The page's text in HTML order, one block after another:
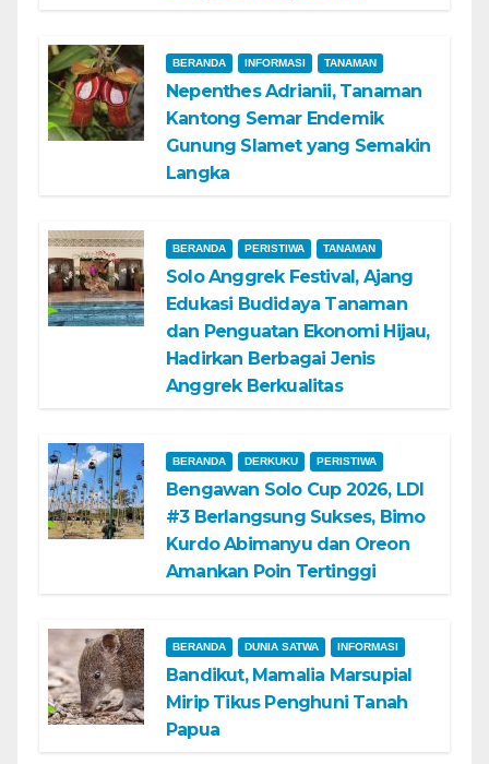
BERANDA INFORMASI TANAMAN
Nepenthes Adrianii, Tanaman
Kantong Semar Endemik
Gunung Slamet yang Semakin
Langka
BERANDA PERISTIWA TANAMAN
Solo Anggrek Festival, Ajang
Edukasi Budidaya Tanaman
dan Penguatan Ekonomi Hijau,
Hadirkan Berbagai Jenis
Anggrek Berkualitas
BERANDA DERKUKU PERISTIWA
Bengawan Solo Cup 2026, LDI
#3 Berlangsung Sukses, Bimo
Kurdo Abimanyu dan Oreon
Amankan Poin Tertinggi
BERANDA DUNIA SATWA INFORMASI
Bandikut, Mamalia Marsupial
Mirip Tikus Penghuni Tanah
Papua